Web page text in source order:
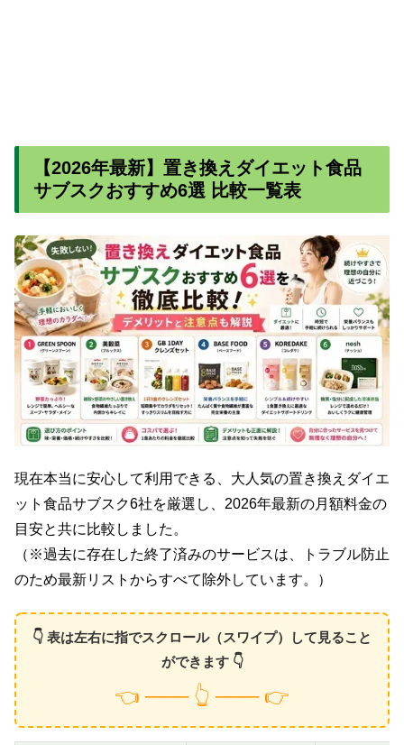
【2026年最新】置き換えダイエット食品
サブスクおすすめ6選 比較一覧表
現在本当に安心して利用できる、大人気の置き換えダイエ
ット食品サブスク6社を厳選し、2026年最新の月額料金の
目安と共に比較しました。
（※過去に存在した終了済みのサービスは、トラブル防止
のため最新リストからすべて除外しています。）
👇 表は左右に指でスクロール（スワイプ）して見ること
ができます 👇
👈 ─── 👆 ─── 👉